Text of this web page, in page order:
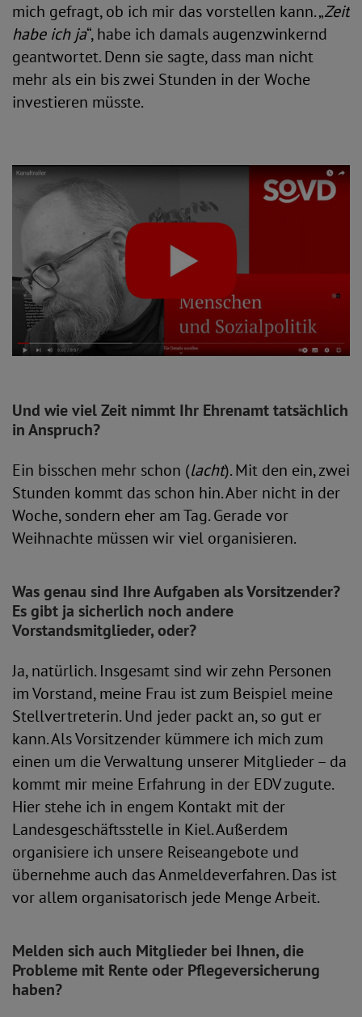
mich gefragt, ob ich mir das vorstellen kann. „Zeit
habe ich ja“, habe ich damals augenzwinkernd
geantwortet. Denn sie sagte, dass man nicht
mehr als ein bis zwei Stunden in der Woche
investieren müsste.
Und wie viel Zeit nimmt Ihr Ehrenamt tatsächlich
in Anspruch?
Ein bisschen mehr schon (lacht). Mit den ein, zwei
Stunden kommt das schon hin. Aber nicht in der
Woche, sondern eher am Tag. Gerade vor
Weihnachte müssen wir viel organisieren.
Was genau sind Ihre Aufgaben als Vorsitzender?
Es gibt ja sicherlich noch andere
Vorstandsmitglieder, oder?
Ja, natürlich. Insgesamt sind wir zehn Personen
im Vorstand, meine Frau ist zum Beispiel meine
Stellvertreterin. Und jeder packt an, so gut er
kann. Als Vorsitzender kümmere ich mich zum
einen um die Verwaltung unserer Mitglieder – da
kommt mir meine Erfahrung in der EDV zugute.
Hier stehe ich in engem Kontakt mit der
Landesgeschäftsstelle in Kiel. Außerdem
organisiere ich unsere Reiseangebote und
übernehme auch das Anmeldeverfahren. Das ist
vor allem organisatorisch jede Menge Arbeit.
Melden sich auch Mitglieder bei Ihnen, die
Probleme mit Rente oder Pflegeversicherung
haben?